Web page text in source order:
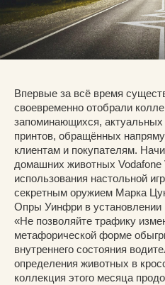
Впервые за всё время
своевременно отобрали
запоминающихся,
принтов, обращённых
клиентам и покупателям.
домашних животных Vodafone
использования настольной
секретным оружием Марка
Опры Уинфри в установлении
«Не позволяйте трафику
метафорической форме
внутреннего состояния
определения животных в
коллекция этого месяца